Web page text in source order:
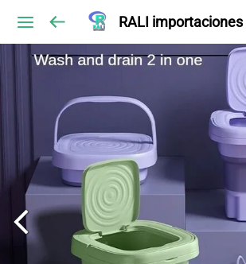
RALI importaciones